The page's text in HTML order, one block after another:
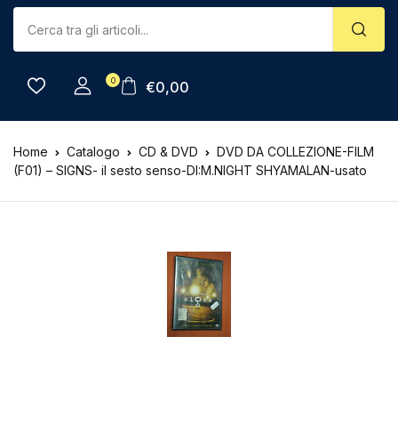
0 €0,00
Home Catalogo CD & DVD
DVD DA COLLEZIONE-FILM
(F01) – SIGNS- il sesto senso-DI:M.NIGHT SHYAMALAN-usato